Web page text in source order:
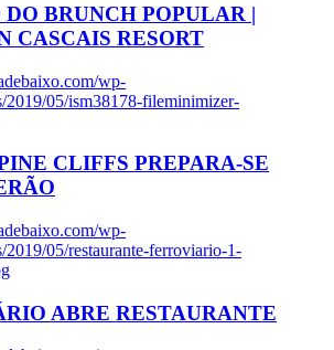
DO BRUNCH POPULAR |
CASCAIS RESORT
wp-
2019/05/ism38178-fileminimizer-
CLIFFS PREPARA-SE
wp-
2019/05/restaurante-ferroviario-1-
ABRE RESTAURANTE